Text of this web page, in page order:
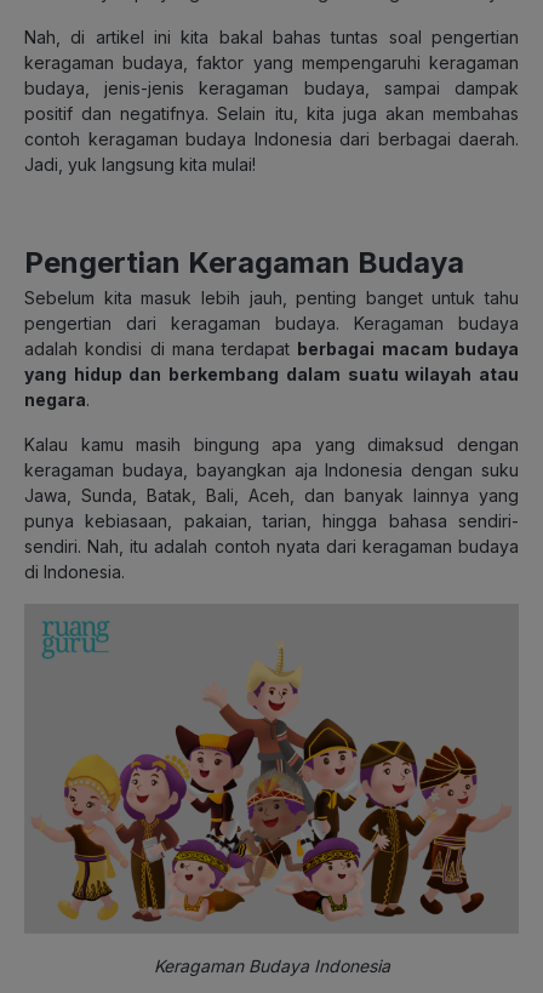
Nah, di artikel ini kita bakal bahas tuntas soal pengertian
keragaman budaya, faktor yang mempengaruhi keragaman
budaya, jenis-jenis keragaman budaya, sampai dampak
positif dan negatifnya. Selain itu, kita juga akan membahas
contoh keragaman budaya Indonesia dari berbagai daerah.
Jadi, yuk langsung kita mulai!
Pengertian Keragaman Budaya
Sebelum kita masuk lebih jauh, penting banget untuk tahu
pengertian dari keragaman budaya. Keragaman budaya
adalah kondisi di mana terdapat berbagai macam budaya
yang hidup dan berkembang dalam suatu wilayah atau
negara.
Kalau kamu masih bingung apa yang dimaksud dengan
keragaman budaya, bayangkan aja Indonesia dengan suku
Jawa, Sunda, Batak, Bali, Aceh, dan banyak lainnya yang
punya kebiasaan, pakaian, tarian, hingga bahasa sendiri-
sendiri. Nah, itu adalah contoh nyata dari keragaman budaya
di Indonesia.
Keragaman Budaya Indonesia